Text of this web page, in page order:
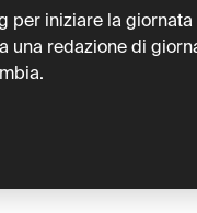
per iniziare la giornata
una redazione di